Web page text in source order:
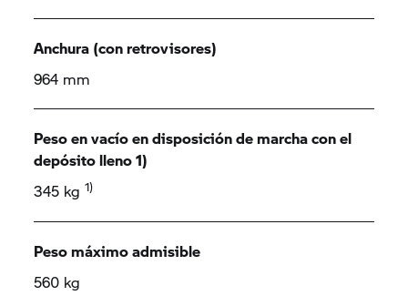
Anchura (con retrovisores)
964 mm
Peso en vacío en disposición de marcha con el
depósito lleno 1)
345 kg 1)
Peso máximo admisible
560 kg